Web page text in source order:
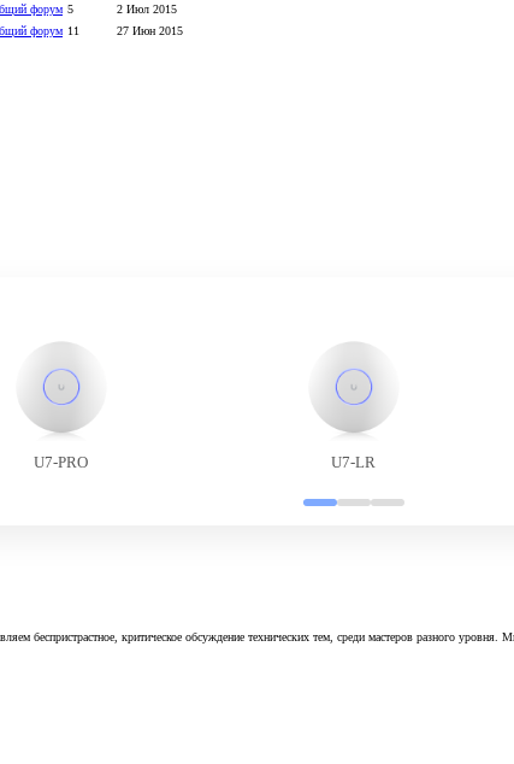
форум 5
2 Июл 2015
форум 11
27 Июн 2015
U7-PRO U7-LR
беспристрастное, критическое обсуждение технических тем, среди мастеров разного